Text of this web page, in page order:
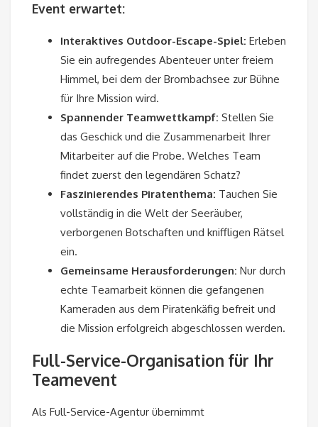
Event erwartet:
Interaktives Outdoor-Escape-Spiel: Erleben
Sie ein aufregendes Abenteuer unter freiem
Himmel, bei dem der Brombachsee zur Bühne
für Ihre Mission wird.
Spannender Teamwettkampf: Stellen Sie
das Geschick und die Zusammenarbeit Ihrer
Mitarbeiter auf die Probe. Welches Team
findet zuerst den legendären Schatz?
Faszinierendes Piratenthema: Tauchen Sie
vollständig in die Welt der Seeräuber,
verborgenen Botschaften und kniffligen Rätsel
ein.
Gemeinsame Herausforderungen: Nur durch
echte Teamarbeit können die gefangenen
Kameraden aus dem Piratenkäfig befreit und
die Mission erfolgreich abgeschlossen werden.
Full-Service-Organisation für Ihr
Teamevent
Als Full-Service-Agentur übernimmt